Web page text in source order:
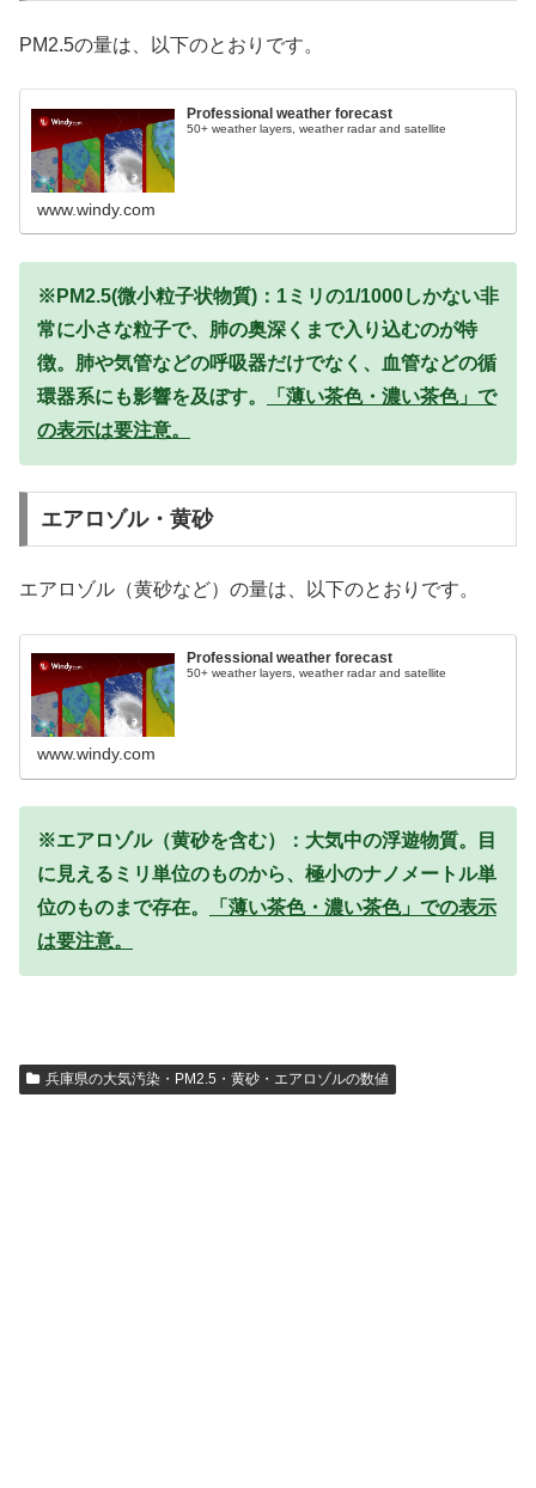
PM2.5の量は、以下のとおりです。
Professional weather forecast
50+ weather layers, weather radar and satellite
www.windy.com
※PM2.5(微小粒子状物質)：1ミリの1/1000しかない非
常に小さな粒子で、肺の奥深くまで入り込むのが特
徴。肺や気管などの呼吸器だけでなく、血管などの循
環器系にも影響を及ぼす。
「薄い茶色・濃い茶色」で
の表示は要注意。
エアロゾル・黄砂
エアロゾル（黄砂など）の量は、以下のとおりです。
Professional weather forecast
50+ weather layers, weather radar and satellite
www.windy.com
※エアロゾル（黄砂を含む）：大気中の浮遊物質。目
に見えるミリ単位のものから、極小のナノメートル単
位のものまで存在。
「薄い茶色・濃い茶色」での表示
は要注意。
兵庫県の大気汚染・PM2.5・黄砂・エアロゾルの数値